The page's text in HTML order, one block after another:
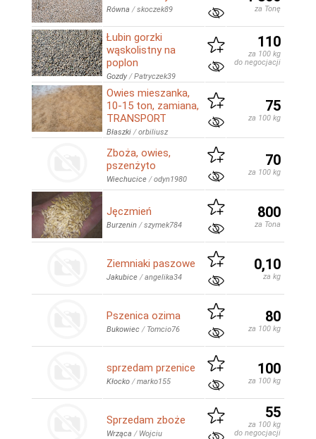
Równa /skoczek89 za Tonę
Łubin gorzki
wąskolistny na
poplon
Gozdy /Patryczek39
110
za 100 kg
do negocjacji
Owies mieszanka,
10-15 ton, zamiana,
TRANSPORT
Błaszki /orbiliusz
75
za 100 kg
Zboża, owies,
pszenżyto
Wiechucice /odyn1980
70
za 100 kg
Jęczmień
Burzenin /szymek784
800
za Tona
Ziemniaki paszowe
Jakubice /angelika34
0,10
za kg
Pszenica ozima
Bukowiec / Tomcio76
80
za 100 kg
sprzedam przenice
Kłocko /marko155
100
za 100 kg
Sprzedam zboże
Wrząca / Wojciu
55
za 100 kg
do negocjacji